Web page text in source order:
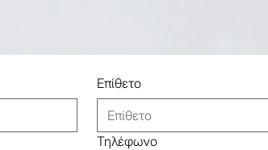
Επίθετο
Τηλέφωνο